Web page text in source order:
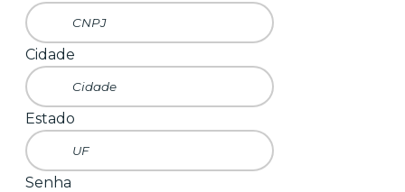
Cidade
Estado
Senha